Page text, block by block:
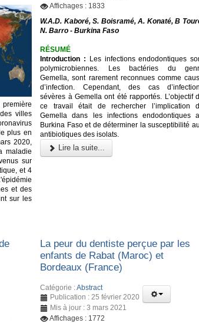
première
villes
plus en
2020,
maladie
sur
et 4
et des
sur les
Affichages : 1833
W.A.D. Kaboré, S. Boisramé, A. Konaté, B
N. Barro - Burkina Faso
RÉSUMÉ
Introduction : Les infections endodontiques
polymicrobiennes. Les bactéries du
Gemella, sont rarement reconnues comme
d’infection. Cependant, des cas
sévères à Gemella ont été rapportés. L’objectif
ce travail était de rechercher l’implication
Gemella dans les infections endodontiques
Burkina Faso et de déterminer la susceptibilité
antibiotiques des isolats.
Lire la suite...
La peur du dentiste perçue par les
enfants de Rabat (Maroc) et
Bordeaux (France)
Catégorie :Abstract
Publication : 25 février 2020
Mis à jour : 3 mars 2021
Affichages : 1772